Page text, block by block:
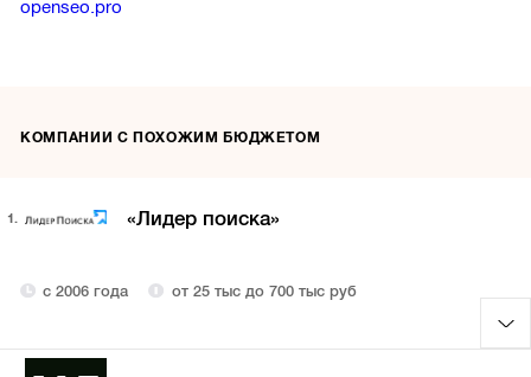
openseo.pro
КОМПАНИИ С ПОХОЖИМ БЮДЖЕТОМ
1. «Лидер поиска»
с 2006 года от 25 тыс до 700 тыс руб